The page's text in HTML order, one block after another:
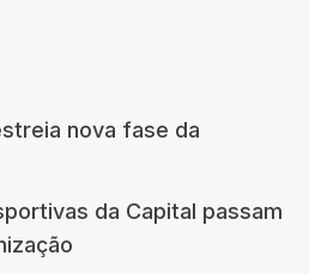
nova fase da
da Capital passam